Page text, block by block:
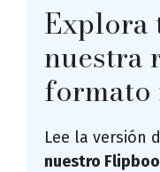
Explora
nuestra
formato
Lee la versión
nuestro